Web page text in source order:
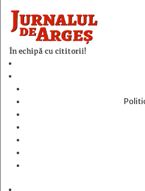
În echipă cu cititorii!